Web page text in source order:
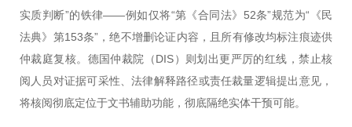
实质判断”的铁律——例如仅将“第《合同法》52条”规范为“《民
法典》第153条”，绝不增删论证内容，且所有修改均标注痕迹供
仲裁庭复核。德国仲裁院（DIS）则划出更严厉的红线，禁止核
阅人员对证据可采性、法律解释路径或责任裁量逻辑提出意见，
将核阅彻底定位于文书辅助功能，彻底隔绝实体干预可能。